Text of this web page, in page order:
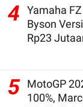
4
Yamaha
Byson
Rp23
5 MotoGP
100%,